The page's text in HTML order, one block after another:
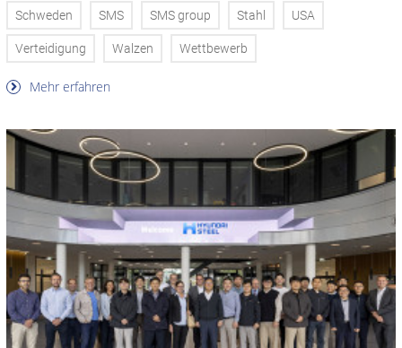
Schweden SMS SMS group Stahl USA
Verteidigung Walzen Wettbewerb
Mehr erfahren